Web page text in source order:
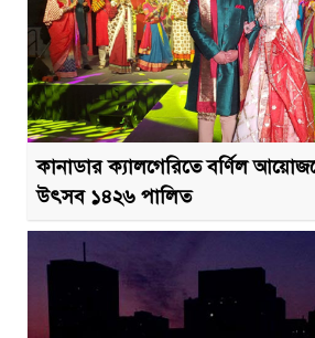
কানাডার ক্যালগেরিতে বর্ণিল
উৎসব ১৪২৬ পালিত